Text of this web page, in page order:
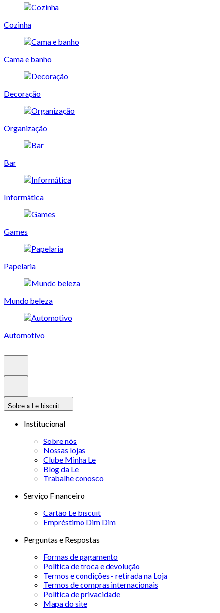
Cozinha
Cama e banho
Decoração
Organização
Bar
Informática
Games
Papelaria
Mundo beleza
Automotivo
Sobre a Le biscuit
Institucional
Sobre nós
Nossas lojas
Clube Minha Le
Blog da Le
Trabalhe conosco
Serviço Financeiro
Cartão Le biscuit
Empréstimo Dim Dim
Perguntas e Respostas
Formas de pagamento
Política de troca e devolução
Termos e condições - retirada na Loja
Termos de compras internacionais
Politica de privacidade
Mapa do site